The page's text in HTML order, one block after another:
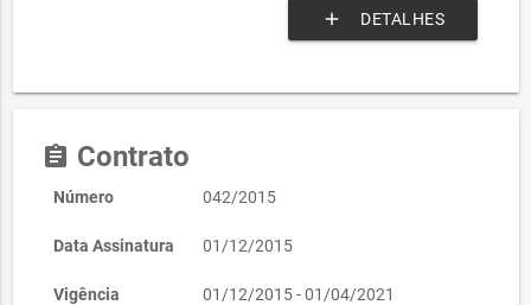
add DETALHES
assignment Contrato
Número 042/2015
Data Assinatura 01/12/2015
Vigência 01/12/2015 - 01/04/2021